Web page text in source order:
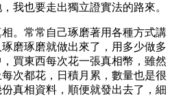
我也要走出獨立證實法的路來。
。常常自己琢磨著用各種方式講
磨琢磨就做出來了，用多少做多
買東西每次花一張真相幣，雖然
次都花，日積月累，數量也是很
真相資料，順便就發出去了，細